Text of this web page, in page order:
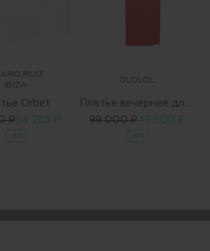
RUIZ
IBIZA
Orbet
₽54 285 ₽
-30%
OLOLOL
99 000 ₽49 500 ₽
-50%